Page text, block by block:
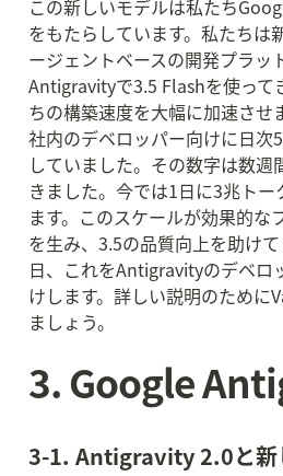
この新しいモデルは私たち
をもたらしています。私たちは
ージェントベースの開発プラッ
Antigravityで3.5 Flashを使って
ちの構築速度を大幅に加速させ
社内のデベロッパー向けに日次
していました。その数字は数週
きました。今では1日に3兆ト
ます。このスケールが効果的な
を生み、3.5の品質向上を助け
日、これをAntigravityのデベロ
けします。詳しい説明のために
ましょう。
3. Google
3-1. Antigravity 2.0と新